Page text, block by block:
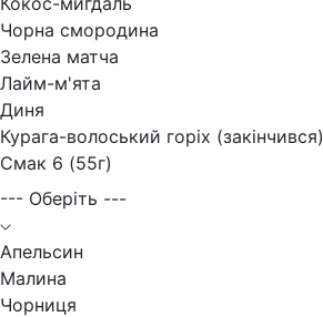
Чорна смородина
Зелена матча
Лайм-м'ята
Диня
Курага-волоський горіх (закінчився)
Смак 6 (55г)
--- Оберіть ---
Апельсин
Малина
Чорниця